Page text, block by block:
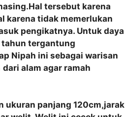
tersebut karena
karena tidak memerlukan
pengikatnya. Untuk daya
tahun tergantung
Nipah ini sebagai warisan
dari alam agar ramah
ukuran panjang 120cm,jarak